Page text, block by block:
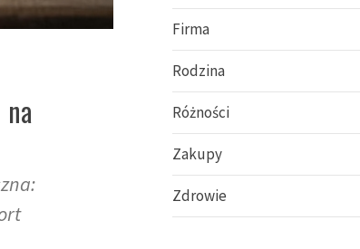
Firma
Rodzina
Różności
Zakupy
Zdrowie